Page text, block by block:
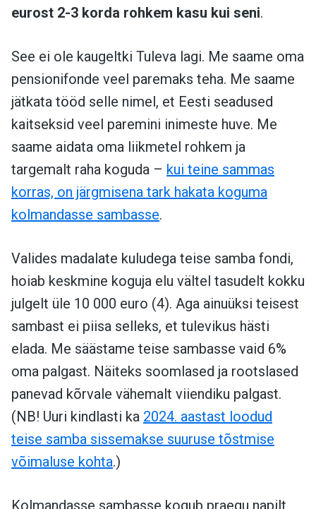
eurost 2-3 korda rohkem kasu kui seni.
See ei ole kaugeltki Tuleva lagi. Me saame oma
pensionifonde veel paremaks teha. Me saame
jätkata tööd selle nimel, et Eesti seadused
kaitseksid veel paremini inimeste huve. Me
saame aidata oma liikmetel rohkem ja
targemalt raha koguda – kui teine sammas
korras, on järgmisena tark hakata koguma
kolmandasse sambasse.
Valides madalate kuludega teise samba fondi,
hoiab keskmine koguja elu vältel tasudelt kokku
julgelt üle 10 000 euro (4). Aga ainuüksi teisest
sambast ei piisa selleks, et tulevikus hästi
elada. Me säästame teise sambasse vaid 6%
oma palgast. Näiteks soomlased ja rootslased
panevad kõrvale vähemalt viiendiku palgast.
(NB! Uuri kindlasti ka 2024. aastast loodud
teise samba sissemakse suuruse tõstmise
võimaluse kohta.)
Kolmandasse sambasse kogub praegu napilt